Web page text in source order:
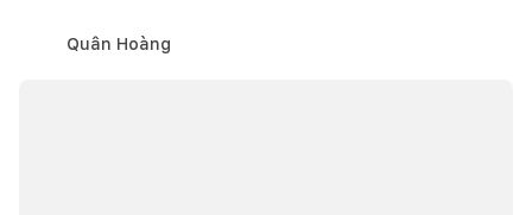
Quân Hoàng